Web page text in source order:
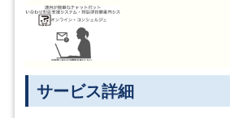
サービス詳細